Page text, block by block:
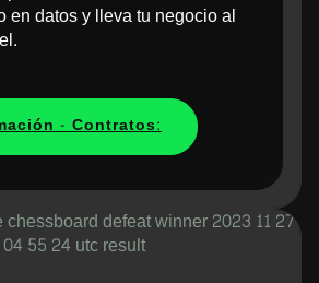
en datos y lleva tu negocio al
- Contratos: